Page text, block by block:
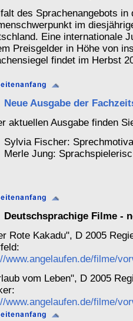
des Sprachenangebots
im
Eine internationale
Preisgelder in Höhe von
findet im Herbst
Neue Ausgabe der
aktuellen Ausgabe finden
Sylvia Fischer:
Merle Jung:
Deutschsprachige Filme -
Rote Kakadu", D 2005
www.angelaufen.de/filme/
vom Leben", D 2005
www.angelaufen.de/filme/